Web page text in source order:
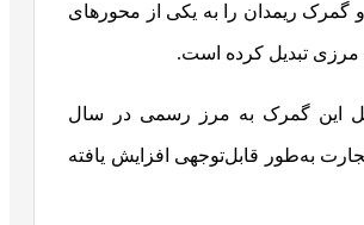
گمرک ریمدان را به یکی از محورهای
مرزی تبدیل کرده است.
این گمرک به مرز رسمی در سال
تجارت به‌طور قابل‌توجهی افزایش یافته